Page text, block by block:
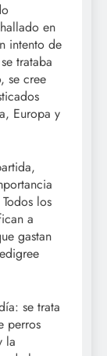
en
intento de
trataba
se cree
Europa y
los
a
gastan
se trata
perros
la